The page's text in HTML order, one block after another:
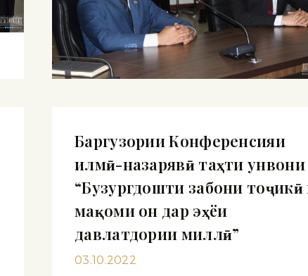
Баргузории Конференсияи
илмӣ-назарявӣ таҳти унвони
“Бузургдошти забони тоҷикӣ
мақоми он дар эҳёи
давлатдории миллӣ”
03.10.2022